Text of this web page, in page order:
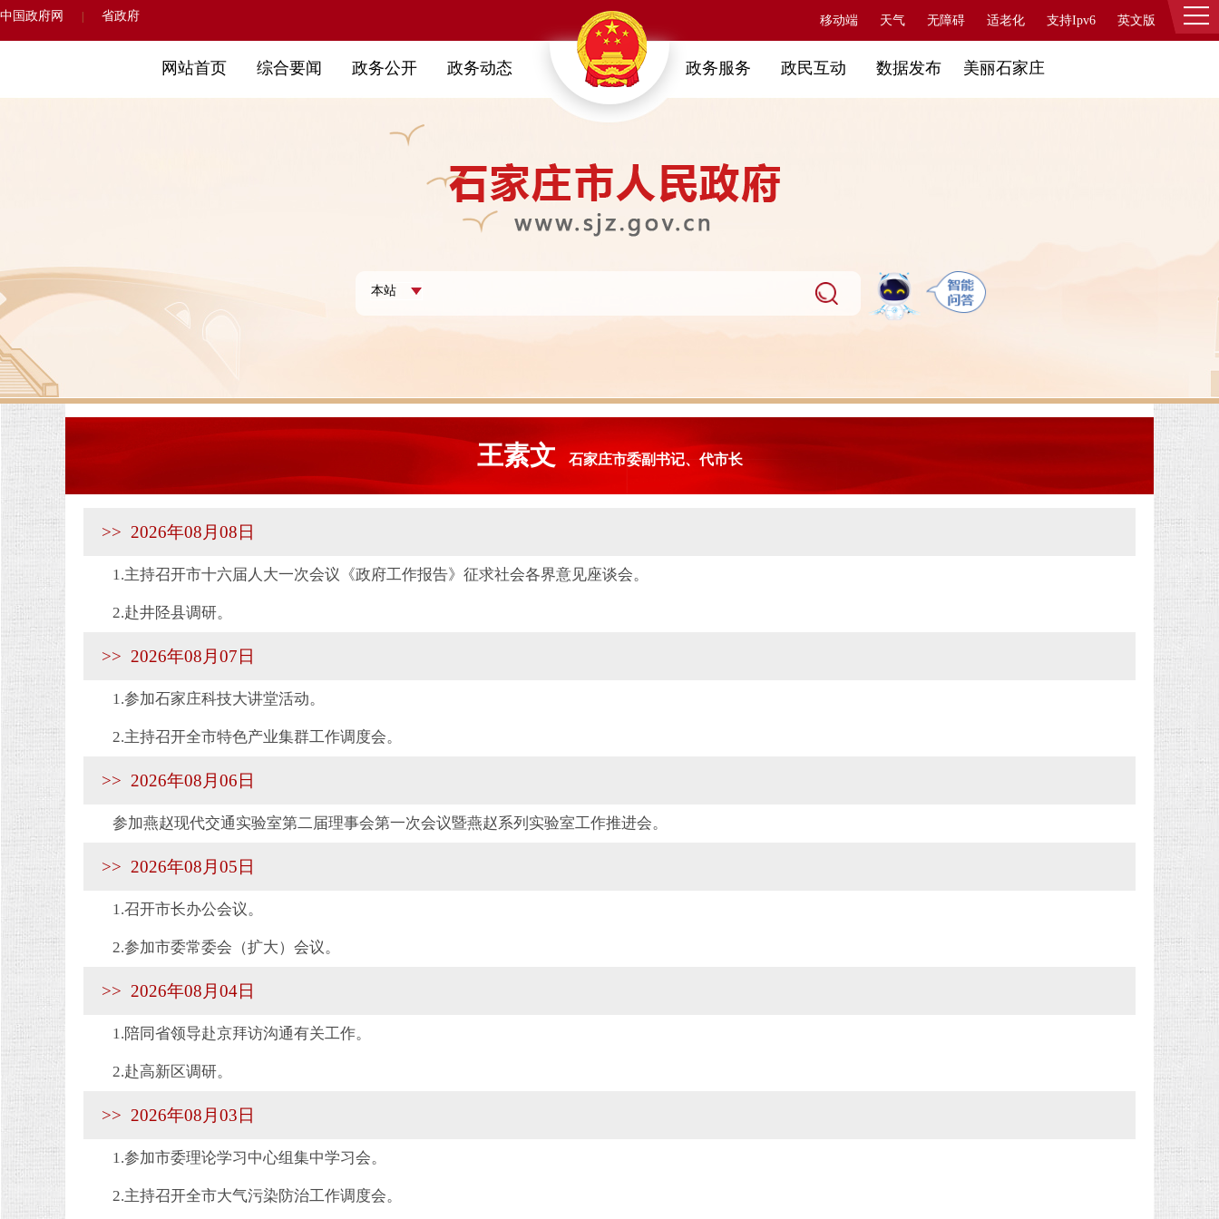
中国政府网 省政府 移动端 天气 无障碍 适老化 支持Ipv6 英文版 登录
网站首页 综合要闻 政务公开 政务动态 政务服务 政民互动 数据发布 美丽石家庄
王素文 石家庄市委副书记、代市长
>> 2026年08月08日
1.主持召开市十六届人大一次会议《政府工作报告》征求社会各界意见座谈会。
2.赴井陉县调研。
>> 2026年08月07日
1.参加石家庄科技大讲堂活动。
2.主持召开全市特色产业集群工作调度会。
>> 2026年08月06日
参加燕赵现代交通实验室第二届理事会第一次会议暨燕赵系列实验室工作推进会。
>> 2026年08月05日
1.召开市长办公会议。
2.参加市委常委会（扩大）会议。
>> 2026年08月04日
1.陪同省领导赴京拜访沟通有关工作。
2.赴高新区调研。
>> 2026年08月03日
1.参加市委理论学习中心组集中学习会。
2.主持召开全市大气污染防治工作调度会。